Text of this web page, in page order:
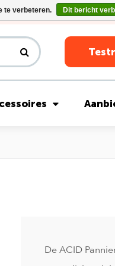
leverbaar!
De ACID
te verbeteren. Dit bericht